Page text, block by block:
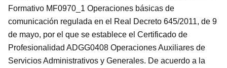
Formativo MF0970_1 Operaciones básicas de
comunicación regulada en el Real Decreto 645/2011, de 9
de mayo, por el que se establece el Certificado de
Profesionalidad ADGG0408 Operaciones Auxiliares de
Servicios Administrativos y Generales. De acuerdo a la